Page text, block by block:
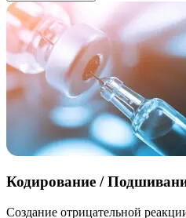
Кодирование /
Создание отрицательной